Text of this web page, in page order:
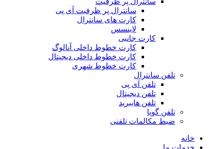
سانترال پر ظرفیت آی پی
کارت های سانترال
لاینسس
کارت جانبی
کارت خطوط داخلی آنالوگ
کارت خطوط داخلی دیجیتال
کارت خطوط شهری
تلفن سانترال
تلفن آی پی
تلفن دیجیتال
تلفن هایبرید
تلفن گویا
ضبط مکالمات تلفنی
خانه